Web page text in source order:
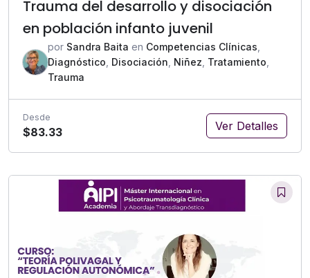
Trauma del desarrollo y disociación
en población infanto juvenil
por Sandra Baita en Competencias Clínicas
Diagnóstico Disociación Niñez Tratamiento
Trauma
Desde
$83.33 Ver Detalles